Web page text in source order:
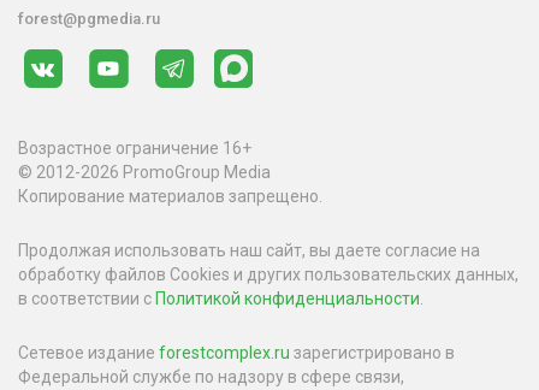
forest@pgmedia.ru
Возрастное ограничение 16+
© 2012-2026 PromoGroup Media
Копирование материалов запрещено.
Продолжая использовать наш сайт, вы даете согласие на
обработку файлов Cookies и других пользовательских данных,
в соответствии с Политикой конфиденциальности.
Сетевое издание forestcomplex.ru зарегистрировано в
Федеральной службе по надзору в сфере связи,